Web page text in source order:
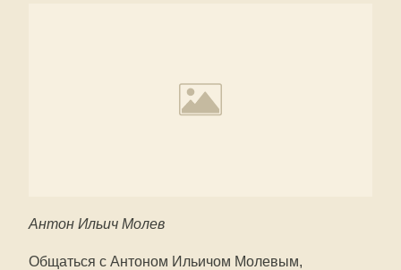
Антон Ильич Молев
Общаться с Антоном Ильичом Молевым,